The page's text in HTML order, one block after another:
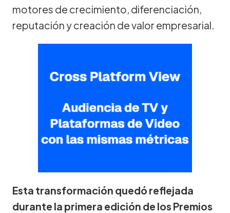
motores de crecimiento, diferenciación,
reputación y creación de valor empresarial.
Esta transformación quedó reflejada
durante la primera edición de los Premios